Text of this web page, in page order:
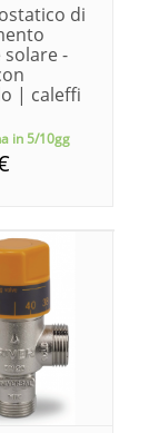
di
-
| caleffi
in 5/10gg